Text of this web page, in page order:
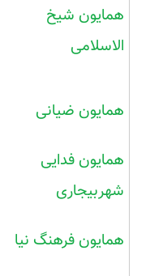
همایون شیخ
الاسلامی
همایون ضیانی
همایون فدایی
شهربیجاری
همایون فرهنگ نیا